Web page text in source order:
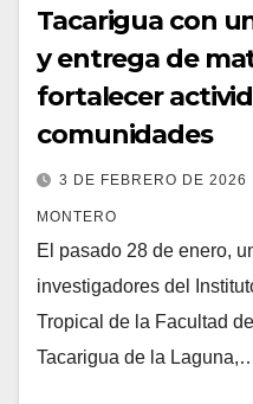
Tacarigua con
y entrega de
fortalecer
comunidades
3 DE FEBRERO DE 2026
MONTERO
El pasado 28 de enero,
investigadores del
Tropical de la Facultad
Tacarigua de la